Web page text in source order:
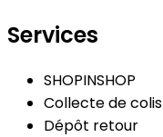
Services
SHOPINSHOP
Collecte de colis
Dépôt retour